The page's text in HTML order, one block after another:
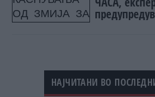
НАЈЧИТАНИ ВО